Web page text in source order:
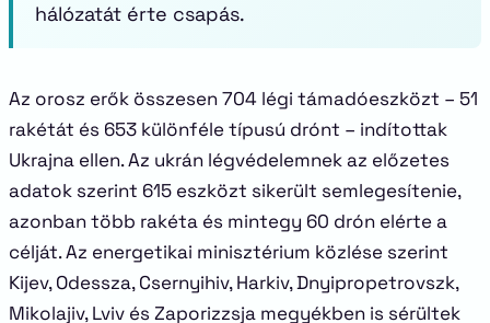
hálózatát érte csapás.
Az orosz erők összesen 704 légi támadóeszközt – 51
rakétát és 653 különféle típusú drónt – indítottak
Ukrajna ellen. Az ukrán légvédelemnek az előzetes
adatok szerint 615 eszközt sikerült semlegesítenie,
azonban több rakéta és mintegy 60 drón elérte a
célját. Az energetikai minisztérium közlése szerint
Kijev, Odessza, Csernyihiv, Harkiv, Dnyipropetrovszk,
Mikolajiv, Lviv és Zaporizzsja megyékben is sérültek